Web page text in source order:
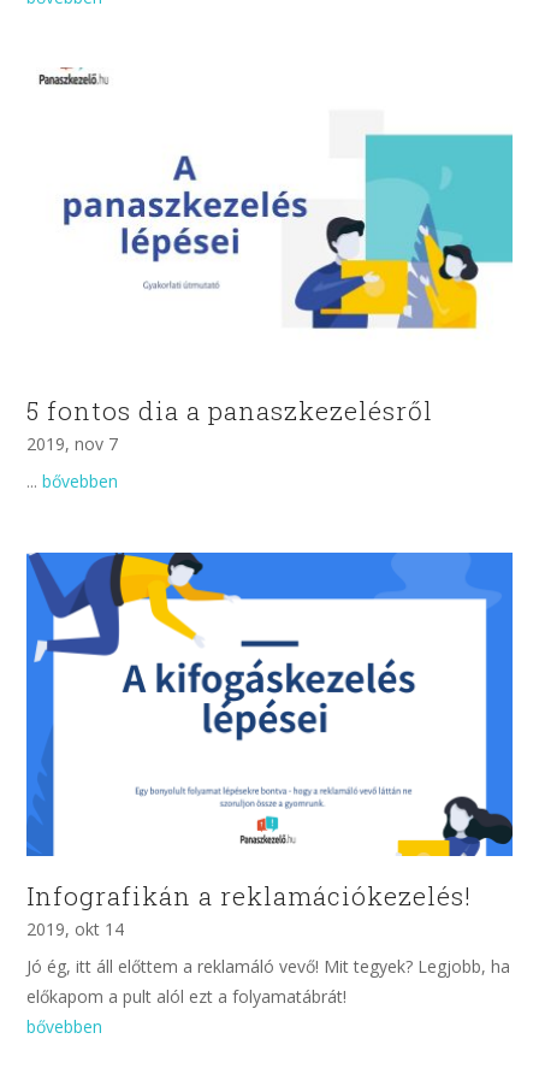
5 fontos dia a panaszkezelésről
2019, nov 7
...bővebben
Infografikán a reklamációkezelés!
2019, okt 14
Jó ég, itt áll előttem a reklamáló vevő! Mit tegyek? Legjobb, ha
előkapom a pult alól ezt a folyamatábrát!
bővebben